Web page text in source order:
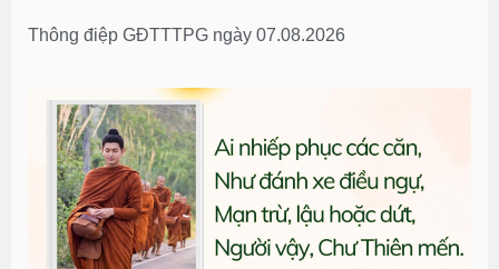
Thông điệp GĐTTTPG ngày 07.08.2026